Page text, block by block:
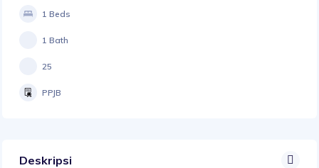
1 Beds
1 Bath
25
PPJB
Deskripsi